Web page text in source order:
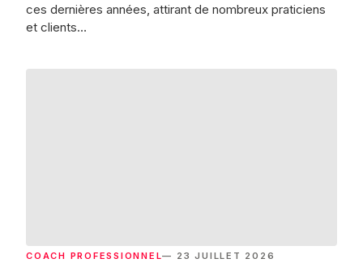
ces dernières années, attirant de nombreux praticiens
et clients…
COACH PROFESSIONNEL— 23 JUILLET 2026